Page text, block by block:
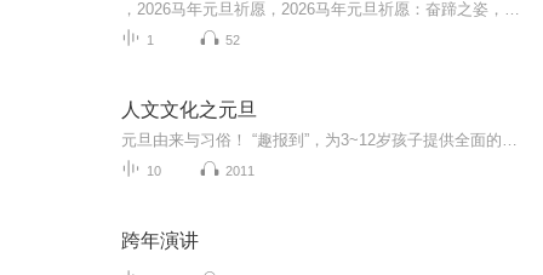
1 52
人文文化之元旦
10 2011
跨年演讲